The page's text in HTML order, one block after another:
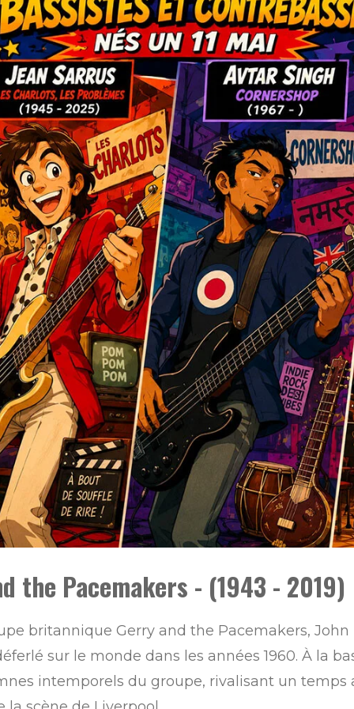
the Pacemakers - (1943 - 2019)
britannique Gerry and the Pacemakers,
sur le monde dans les années 1960. À la
intemporels du groupe, rivalisant un temps